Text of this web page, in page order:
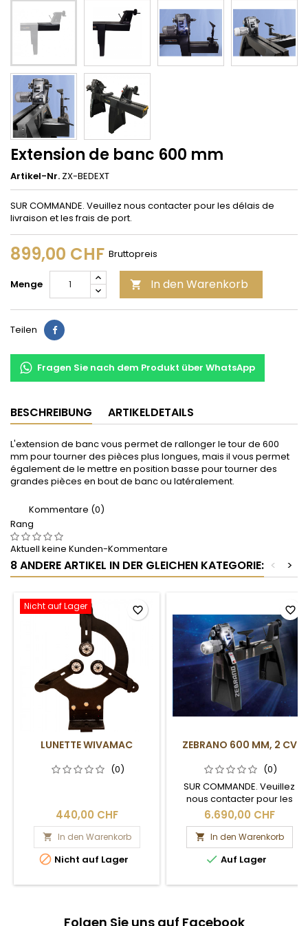
Extension de banc 600 mm
Artikel-Nr. ZX-BEDEXT
SUR COMMANDE. Veuillez nous contacter pour les délais de
livraison et les frais de port.
899,00 CHF Bruttopreis
Menge  In den Warenkorb
Teilen Teilen
Fragen Sie nach dem Produkt über WhatsApp
BESCHREIBUNG ARTIKELDETAILS
L'extension de banc vous permet de rallonger le tour de 600
mm pour tourner des pièces plus longues, mais il vous permet
également de le mettre en position basse pour tourner des
grandes pièces en bout de banc ou latéralement.
Kommentare (0)
Rang
Aktuell keine Kunden-Kommentare
8 ANDERE ARTIKEL IN DER GLEICHEN KATEGORIE: >
<
Nicht auf Lager
LUNETTE WIVAMAC
(0)
440,00 CHF
 In den Warenkorb
 Nicht auf Lager
favorite_border
ZEBRANO 600 MM, 2 CV
(0)
SUR COMMANDE. Veuillez
nous contacter pour les
délais de livraison et les frais
de port.
6.690,00 CHF
 In den Warenkorb
 Auf Lager
favorite_border
Folgen Sie uns auf Facebook